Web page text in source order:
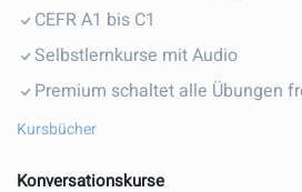
Selbststudium und Bücher
CEFR A1 bis C1
Selbstlernkurse mit Audio
Premium schaltet alle Übungen frei
Kursbücher